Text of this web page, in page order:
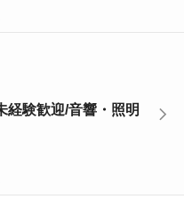
経験歓迎/音響・照明